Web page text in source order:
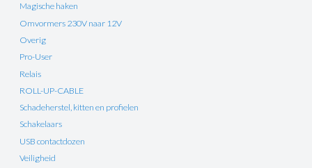
Magische haken
Omvormers 230V naar 12V
Overig
Pro-User
Relais
ROLL-UP-CABLE
Schadeherstel, kitten en profielen
Schakelaars
USB contactdozen
Veiligheid